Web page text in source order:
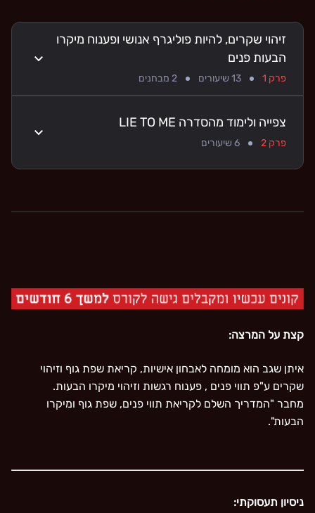
זיהוי שקרים, להיות פוליגרף אנושי ופענוח מיקרו
הבעות פנים
פרק 1 13 שיעורים 2 מבחנים
צפייה ולימוד מהסדרה LIE TO ME
פרק 2 6 שיעורים
קצת על המרצה:
איתן שגב הוא מומחה לאבחון אישיות, קריאת שפת גוף וזיהוי
שקרים ע"פ תווי פנים , פענוח רגשות וזיהוי מיקרו הבעות.
מחבר "המדריך השלם לקריאת תווי פנים, שפת גוף ומיקרו
הבעות".
ניסיון תעסוקתי: